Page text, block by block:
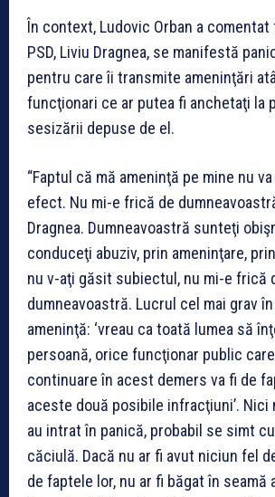
În context, Ludovic Orban a
PSD, Liviu Dragnea, se manifestă
pentru care îi transmite ameninţări
funcţionari ce ar putea fi anchetaţi la
sesizării depuse de el.
“Faptul că mă ameninţă pe mine nu
efect. Nu mi-e frică de
Dragnea. Dumneavoastră sunteţi
conduceţi abuziv, prin ameninţare,
nu v-aţi găsit subiectul, nu mi-e frică
dumneavoastră. Lucrul cel mai grav
ameninţă: ‘vreau ca toată lumea să
persoană, orice funcţionar public
continuare în acest demers va fi de
aceste două posibile infracţiuni’. Nici
au intrat în panică, probabil se simt
căciulă. Dacă nu ar fi avut niciun fel
de faptele lor, nu ar fi băgat în seamă